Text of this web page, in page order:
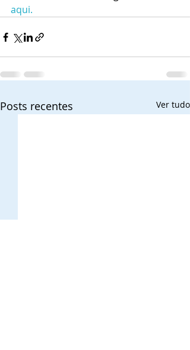
aqui.
Posts recentes Ver tudo